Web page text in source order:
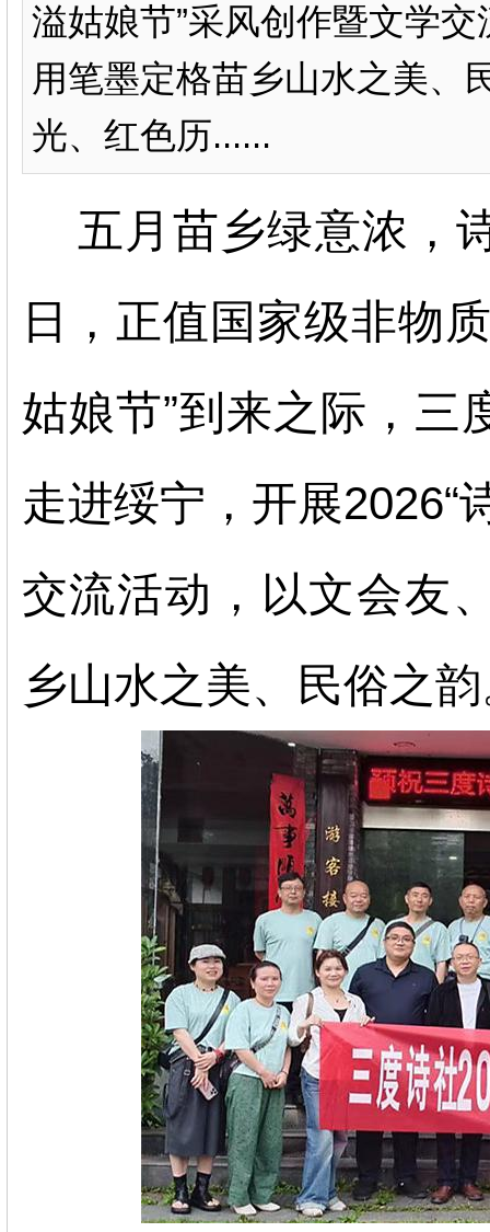
溢姑娘节”采风创作暨文学
用笔墨定格苗乡山水之美、
光、红色历......
五月苗乡绿意浓，
日，正值国家级非物
姑娘节”到来之际，三
走进绥宁，开展2026“
交流活动，以文会友
乡山水之美、民俗之